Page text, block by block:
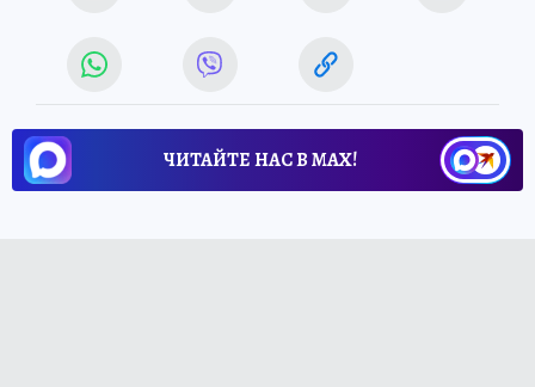
ЧИТАЙТЕ НАС В МАХ!